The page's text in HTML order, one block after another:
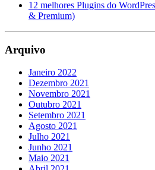
12 melhores Plugins do
& Premium)
Arquivo
Janeiro 2022
Dezembro 2021
Novembro 2021
Outubro 2021
Setembro 2021
Agosto 2021
Julho 2021
Junho 2021
Maio 2021